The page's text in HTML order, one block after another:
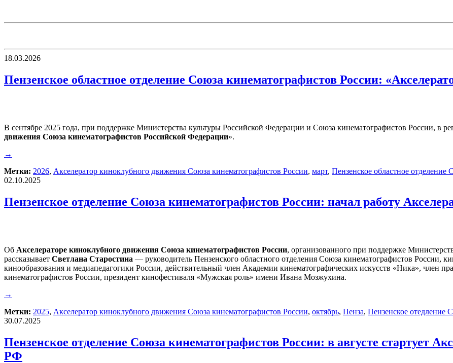
18.03.2026
Пензенское областное отделение Союза кинематографистов России:
В сентябре 2025 года, при поддержке Министерства культуры Российской Федерации и Союза кинематографистов России, в
движения Союза кинематографистов Российской Федерации».
→
Метки: 2026, Акселератор киноклубного движения Союза кинематографистов России, март, Пензенское областное отделение
02.10.2025
Пензенское отделение Союза кинематографистов России: начал работу
Об Акселераторе киноклубного движения Союза кинематографистов России, организованного при поддержке
рассказывает Светлана Старостина — руководитель Пензенского областного отделения Союза кинематографистов России,
кинообразования и медиапедагогики России, действительный член Академии кинематографических искусств «Ника», член
кинематографистов России, президент кинофестиваля «Мужская роль» имени Ивана Мозжухина.
→
Метки: 2025, Акселератор киноклубного движения Союза кинематографистов России, октябрь, Пенза, Пензенское отедление
30.07.2025
Пензенское отделение Союза кинематографистов России: в августе стартует
РФ